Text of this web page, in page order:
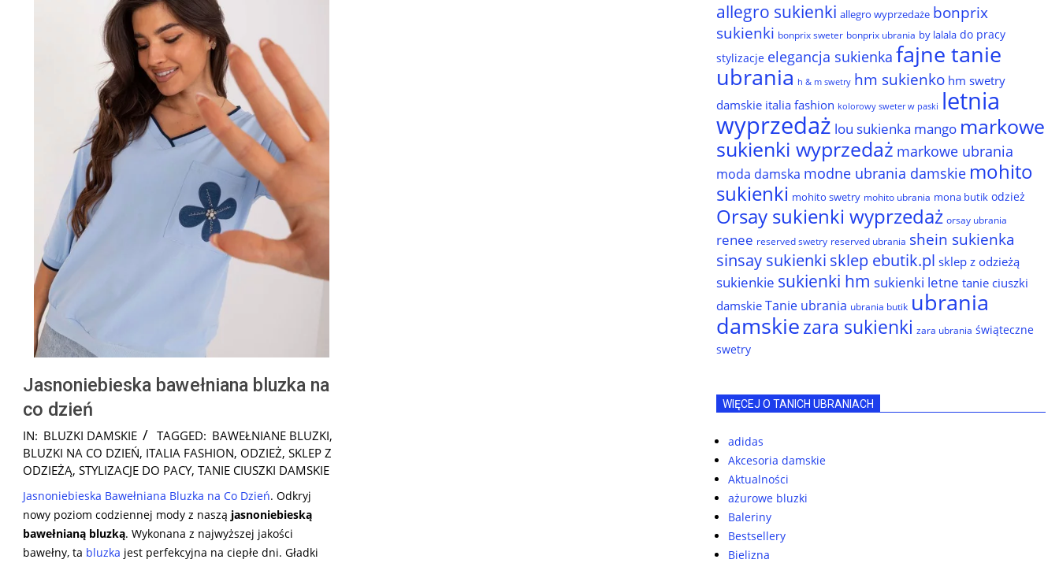
Jasnoniebieska bawełniana bluzka na
co dzień
2024-
06-
08
IN: BLUZKI DAMSKIE TAGGED: BAWEŁNIANE BLUZKI,
BLUZKI NA CO DZIEŃ, ITALIA FASHION, ODZIEŻ, SKLEP Z
ODZIEŻĄ, STYLIZACJE DO PACY, TANIE CIUSZKI DAMSKIE
Jasnoniebieska Bawełniana Bluzka na Co Dzień. Odkryj
nowy poziom codziennej mody z naszą jasnoniebieską
bawełnianą bluzką. Wykonana z najwyższej jakości
bawełny, ta bluzka jest perfekcyjna na ciepłe dni. Gładki
allegro sukienki allegro wyprzedaże bonprix
sukienki bonprix sweter bonprix ubrania by lalala do pracy
stylizacje elegancja sukienka fajne tanie
ubrania h & m swetry hm sukienko hm swetry
damskie italia fashion kolorowy sweter w paski letnia
wyprzedaż lou sukienka mango markowe
sukienki wyprzedaż markowe ubrania
moda damska modne ubrania damskie mohito
sukienki mohito swetry mohito ubrania mona butik odzież
Orsay sukienki wyprzedaż orsay ubrania
renee reserved swetry reserved ubrania shein sukienka
sinsay sukienki sklep ebutik.pl sklep z odzieżą
sukienkie sukienki hm sukienki letne tanie ciuszki
damskie Tanie ubrania ubrania butik ubrania
damskiezara sukienki zara ubrania świąteczne
swetry
WIĘCEJ O TANICH UBRANIACH
adidas
Akcesoria damskie
Aktualności
ażurowe bluzki
Baleriny
Bestsellery
Bielizna